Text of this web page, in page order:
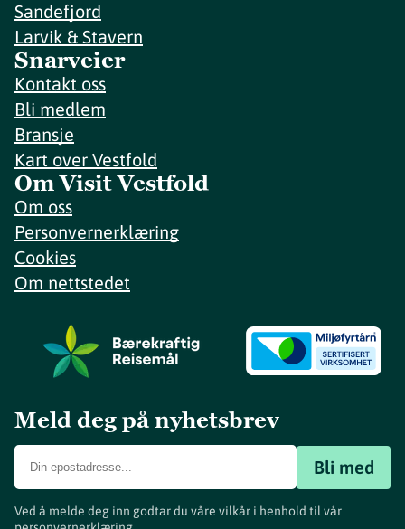
Sandefjord
Larvik & Stavern
Snarveier
Kontakt oss
Bli medlem
Bransje
Kart over Vestfold
Om Visit Vestfold
Om oss
Personvernerklæring
Cookies
Om nettstedet
Meld deg på nyhetsbrev
Bli med
Ved å melde deg inn godtar du våre vilkår i henhold til vår